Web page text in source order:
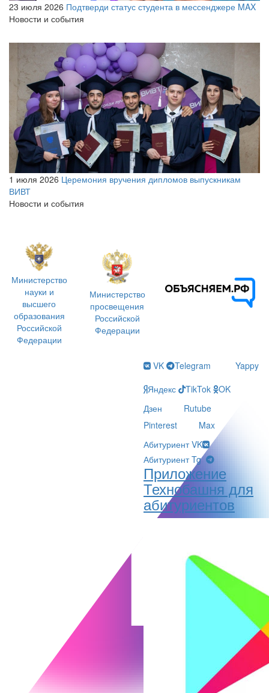
23 июля 2026 Подтверди статус студента в мессенджере MAX
Новости и события
1 июля 2026 Церемония вручения дипломов выпускникам
ВИВТ
Новости и события
Министерство
науки и
высшего
образования
Российской
Федерации
Министерство
просвещения
Российской
Федерации
VK Telegram
Yappy
Яндекс
TikTok
OK
Дзен
Rutube
Pinterest
Max
Абитуриент VK
Абитуриент Tg
Приложение
Технобашня для
абитуриентов